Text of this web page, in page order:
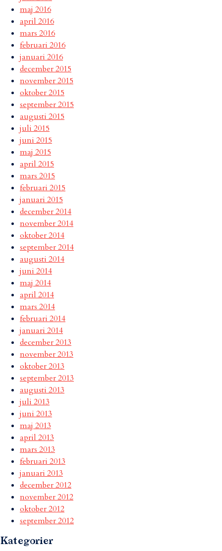
maj 2016
april 2016
mars 2016
februari 2016
januari 2016
december 2015
november 2015
oktober 2015
september 2015
augusti 2015
juli 2015
juni 2015
maj 2015
april 2015
mars 2015
februari 2015
januari 2015
december 2014
november 2014
oktober 2014
september 2014
augusti 2014
juni 2014
maj 2014
april 2014
mars 2014
februari 2014
januari 2014
december 2013
november 2013
oktober 2013
september 2013
augusti 2013
juli 2013
juni 2013
maj 2013
april 2013
mars 2013
februari 2013
januari 2013
december 2012
november 2012
oktober 2012
september 2012
Kategorier